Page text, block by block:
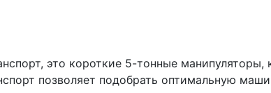
г.Самара, ул.
это короткие 5-тонные
позволяет подобрать оптимальную